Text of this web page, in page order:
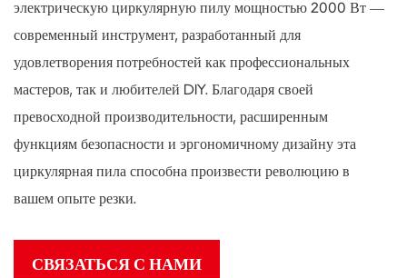
электрическую циркулярную пилу мощностью 2000 Вт —
современный инструмент, разработанный для
удовлетворения потребностей как профессиональных
мастеров, так и любителей DIY. Благодаря своей
превосходной производительности, расширенным
функциям безопасности и эргономичному дизайну эта
циркулярная пила способна произвести революцию в
вашем опыте резки.
СВЯЗАТЬСЯ С НАМИ